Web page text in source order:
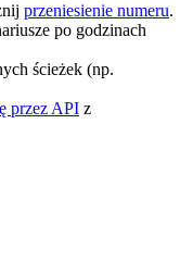
przeniesienie numeru.
po godzinach
ścieżek (np.
przez API z